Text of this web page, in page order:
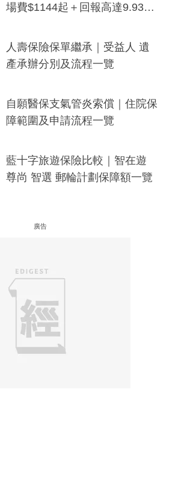
場費$1144起＋回報高達9.93
人壽保險保單繼承｜受益人 遺
產承辦分別及流程一覽
自願醫保支氣管炎索償｜住院保
障範圍及申請流程一覽
藍十字旅遊保險比較｜智在遊
尊尚 智選 郵輪計劃保障額一覽
廣告